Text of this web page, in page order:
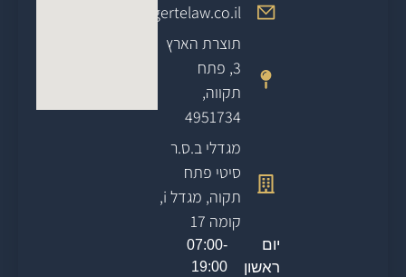
office@gertelaw.co.il
תוצרת הארץ
3, פתח
תקווה,
4951734
מגדלי ב.ס.ר
סיטי פתח
תקוה, מגדל i,
קומה 17
יום
ראשון
07:00-
19:00